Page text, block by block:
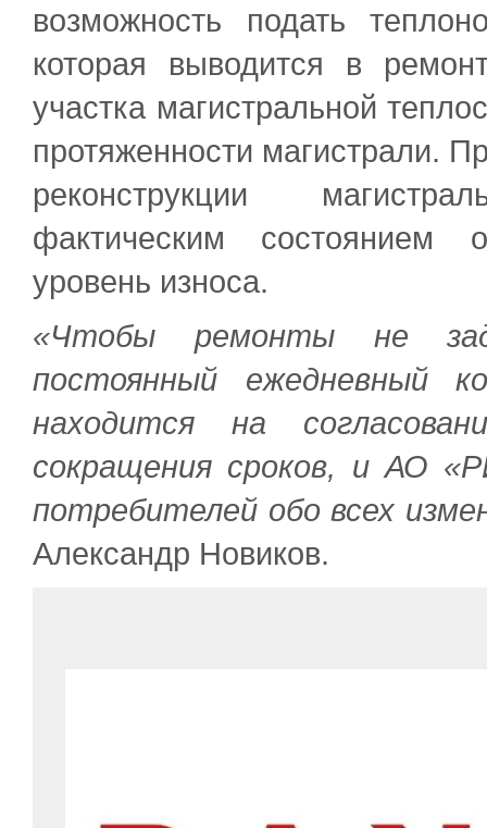
возможность подать
которая выводится в
участка магистральной
протяженности магистрали.
реконструкции
фактическим состоянием
уровень износа.
«Чтобы ремонты не
постоянный ежедневный
находится на
сокращения сроков, и АО
потребителей обо всех
Александр Новиков.